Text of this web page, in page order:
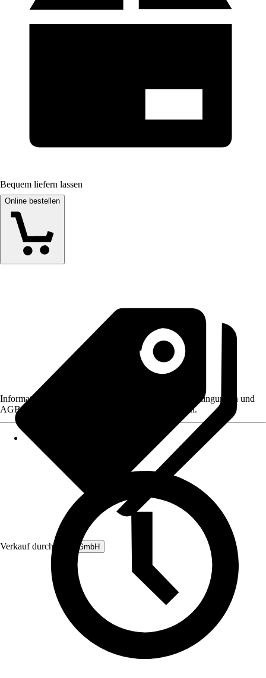
Bequem liefern lassen
Online bestellen
Verkauf durch: B&L GmbH
Informationen des Verkäufers, wie z. B. Rückgabebedingungen und
AGB, finden Sie bei Klick auf den Verkäufernamen.